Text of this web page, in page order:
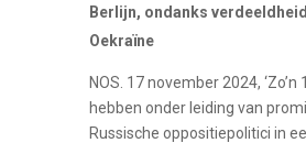
Berlijn, ondanks
Oekraïne
NOS. 17 november 2024, ‘Zo’n
hebben onder leiding van
Russische oppositiepolitici in